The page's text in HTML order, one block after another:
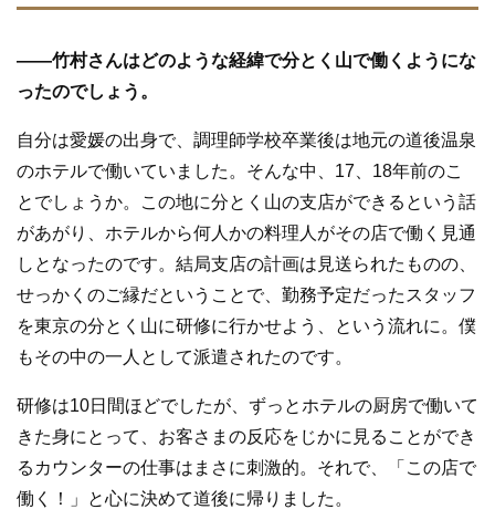
——竹村さんはどのような経緯で分とく山で働くようにな
ったのでしょう。
自分は愛媛の出身で、調理師学校卒業後は地元の道後温泉
のホテルで働いていました。そんな中、17、18年前のこ
とでしょうか。この地に分とく山の支店ができるという話
があがり、ホテルから何人かの料理人がその店で働く見通
しとなったのです。結局支店の計画は見送られたものの、
せっかくのご縁だということで、勤務予定だったスタッフ
を東京の分とく山に研修に行かせよう、という流れに。僕
もその中の一人として派遣されたのです。
研修は10日間ほどでしたが、ずっとホテルの厨房で働いて
きた身にとって、お客さまの反応をじかに見ることができ
るカウンターの仕事はまさに刺激的。それで、「この店で
働く！」と心に決めて道後に帰りました。